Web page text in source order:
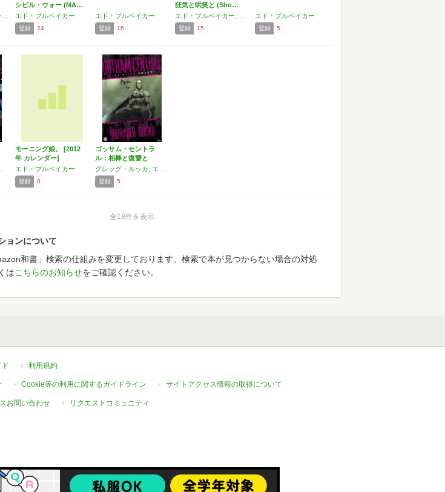
シビル・ウォー (MA…
エド・ブルベイカー
登録 24
エド・ブルベイカー
登録 16
狂気と哄笑と (Sho…
登録 15
エド・ブルベイカー
登録 5
モーニング娘。 [2012
年 カレンダー]
エド・ブルベイカー
登録 0
ゴッサム・セントラ
ル：相棒と復讐と
登録 5
全18件を表示
ョンについて
和書」検索の仕組みを変更しております。検索で本が見つからない場合の対処
はこちらのお知らせをご確認ください。
ド 利用規約
Cookie等の利用に関するガイドライン サイトアクセス情報の取得について
お問い合わせ リクエストコミュニティ